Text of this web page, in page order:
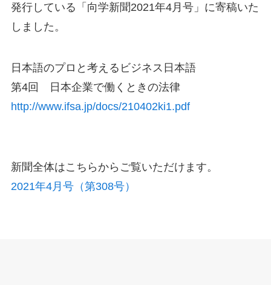
発行している「向学新聞2021年4月号」に寄稿いた
しました。
日本語のプロと考えるビジネス日本語
第4回 日本企業で働くときの法律
http://www.ifsa.jp/docs/210402ki1.pdf
新聞全体はこちらからご覧いただけます。
2021年4月号（第308号）